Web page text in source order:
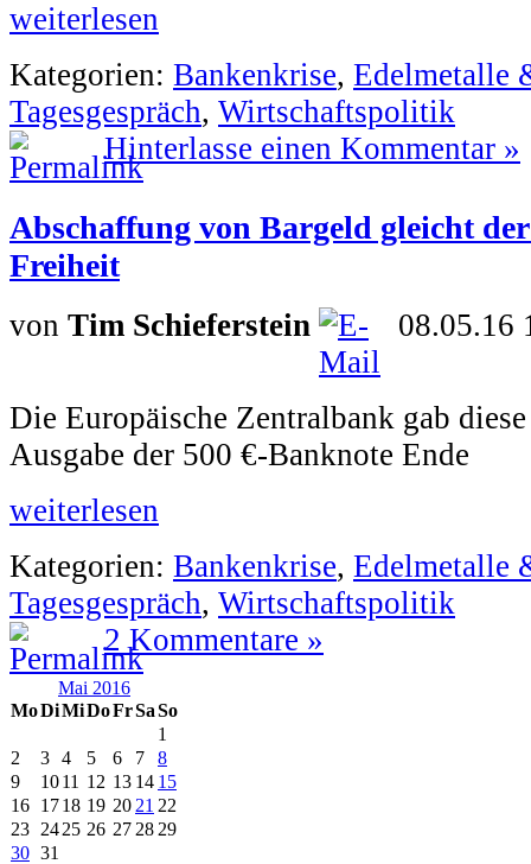
weiterlesen
Kategorien: Bankenkrise, Edelmetalle
Tagesgespräch, Wirtschaftspolitik
Hinterlasse einen Kommentar »
Abschaffung von Bargeld gleicht
Freiheit
von Tim Schieferstein 08.05.16
Die Europäische Zentralbank gab
Ausgabe der 500 €-Banknote Ende
weiterlesen
Kategorien: Bankenkrise, Edelmetalle
Tagesgespräch, Wirtschaftspolitik
2 Kommentare »
Mai 2016
MoDiMiDoFrSaSo
1
2
3 4 5 6 7
8
9
1011 12 13 14 15
16 1718 19 20 21 22
23 2425 26 27 28 29
30 31